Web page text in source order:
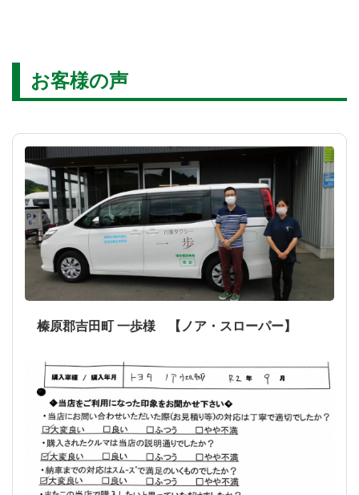
お客様の声
榛原郡吉田町 一歩様 【ノア・スローパー】